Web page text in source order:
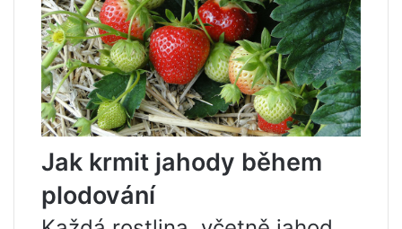
Jak krmit jahody během
plodování